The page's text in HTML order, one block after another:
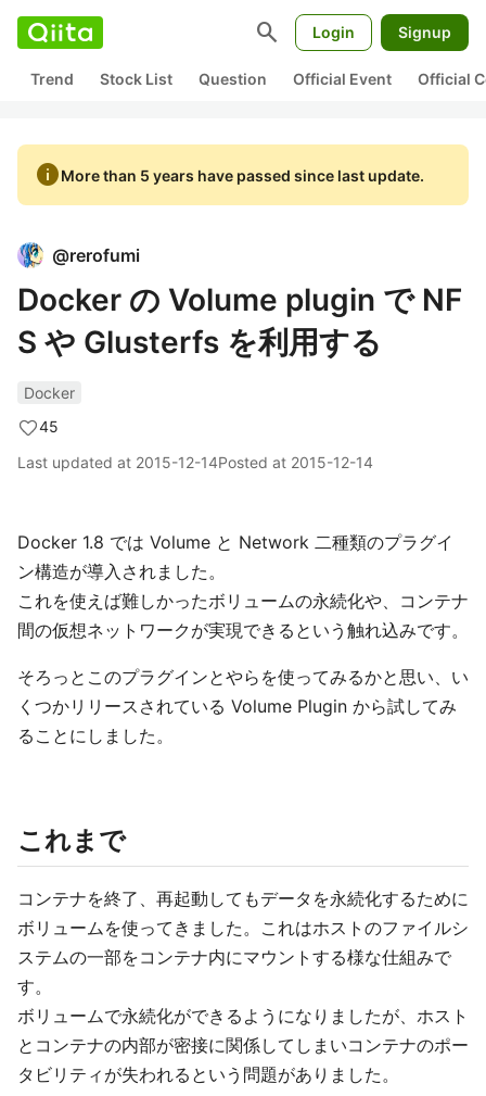
search Login Signup
Trend Stock List Question Official Event Official
infoMore than 5 years have passed since last update.
@rerofumi
Docker の Volume plugin で NF
S や Glusterfs を利用する
Docker
45
Last updated at 2015-12-14Posted at 2015-12-14
Docker 1.8 では Volume と Network 二種類のプラグイ
ン構造が導入されました。
これを使えば難しかったボリュームの永続化や、コンテナ
間の仮想ネットワークが実現できるという触れ込みです。
そろっとこのプラグインとやらを使ってみるかと思い、い
くつかリリースされている Volume Plugin から試してみ
ることにしました。
これまで
コンテナを終了、再起動してもデータを永続化するために
ボリュームを使ってきました。これはホストのファイルシ
ステムの一部をコンテナ内にマウントする様な仕組みで
す。
ボリュームで永続化ができるようになりましたが、ホスト
とコンテナの内部が密接に関係してしまいコンテナのポー
タビリティが失われるという問題がありました。